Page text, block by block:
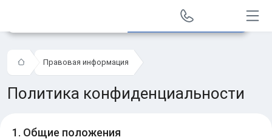
Заказать звонок
Правовая информация
Политика конфиденциальности
1. Общие положения